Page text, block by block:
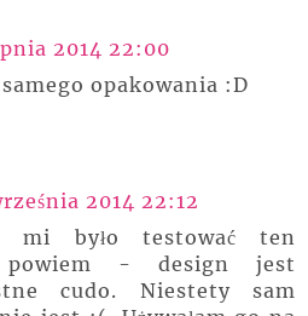
2014 22:00
opakowania :D
2014 22:12
mi było testować ten
- design jest
cudo. Niestety sam